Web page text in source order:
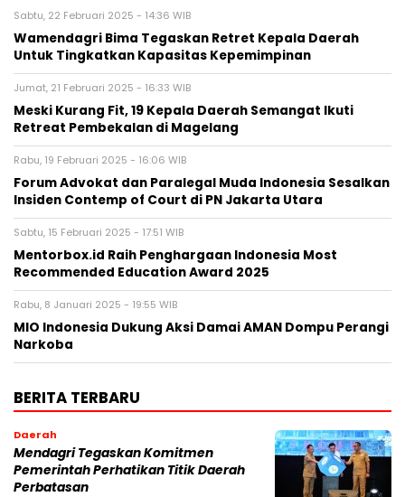
Sabtu, 22 Februari 2025 - 14:36 WIB
Wamendagri Bima Tegaskan Retret Kepala Daerah
Untuk Tingkatkan Kapasitas Kepemimpinan
Jumat, 21 Februari 2025 - 16:33 WIB
Meski Kurang Fit, 19 Kepala Daerah Semangat Ikuti
Retreat Pembekalan di Magelang
Rabu, 19 Februari 2025 - 16:06 WIB
Forum Advokat dan Paralegal Muda Indonesia Sesalkan
Insiden Contemp of Court di PN Jakarta Utara
Sabtu, 15 Februari 2025 - 17:51 WIB
Mentorbox.id Raih Penghargaan Indonesia Most
Recommended Education Award 2025
Rabu, 8 Januari 2025 - 19:55 WIB
MIO Indonesia Dukung Aksi Damai AMAN Dompu Perangi
Narkoba
BERITA TERBARU
Daerah
Mendagri Tegaskan Komitmen
Pemerintah Perhatikan Titik Daerah
Perbatasan